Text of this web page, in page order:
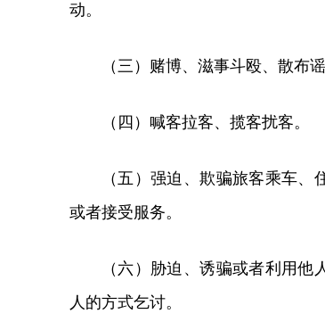
动。
（三）赌博、滋事斗殴、散布
（四）喊客拉客、揽客扰客。
（五）强迫、欺骗旅客乘车
或者接受服务。
（六）胁迫、诱骗或者利用
人的方式乞讨。